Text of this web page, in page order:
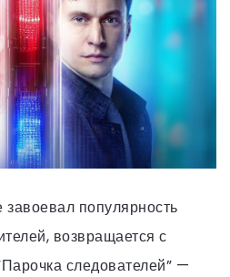
популярность
возвращается с
следователей” —